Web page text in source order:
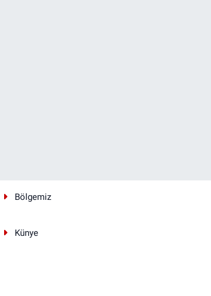
Bölgemiz
Künye